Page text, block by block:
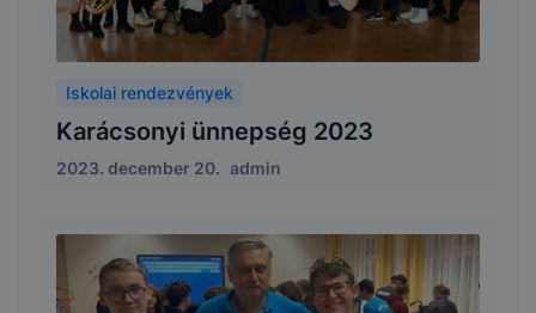
Iskolai rendezvények
Karácsonyi ünnepség 2023
2023. december 20. admin